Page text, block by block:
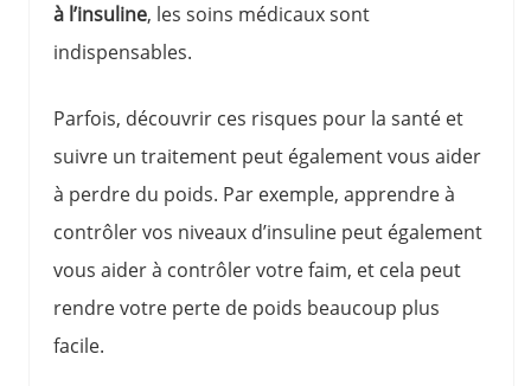
à l’insuline, les soins médicaux sont
indispensables.
Parfois, découvrir ces risques pour la santé et
suivre un traitement peut également vous aider
à perdre du poids. Par exemple, apprendre à
contrôler vos niveaux d’insuline peut également
vous aider à contrôler votre faim, et cela peut
rendre votre perte de poids beaucoup plus
facile.